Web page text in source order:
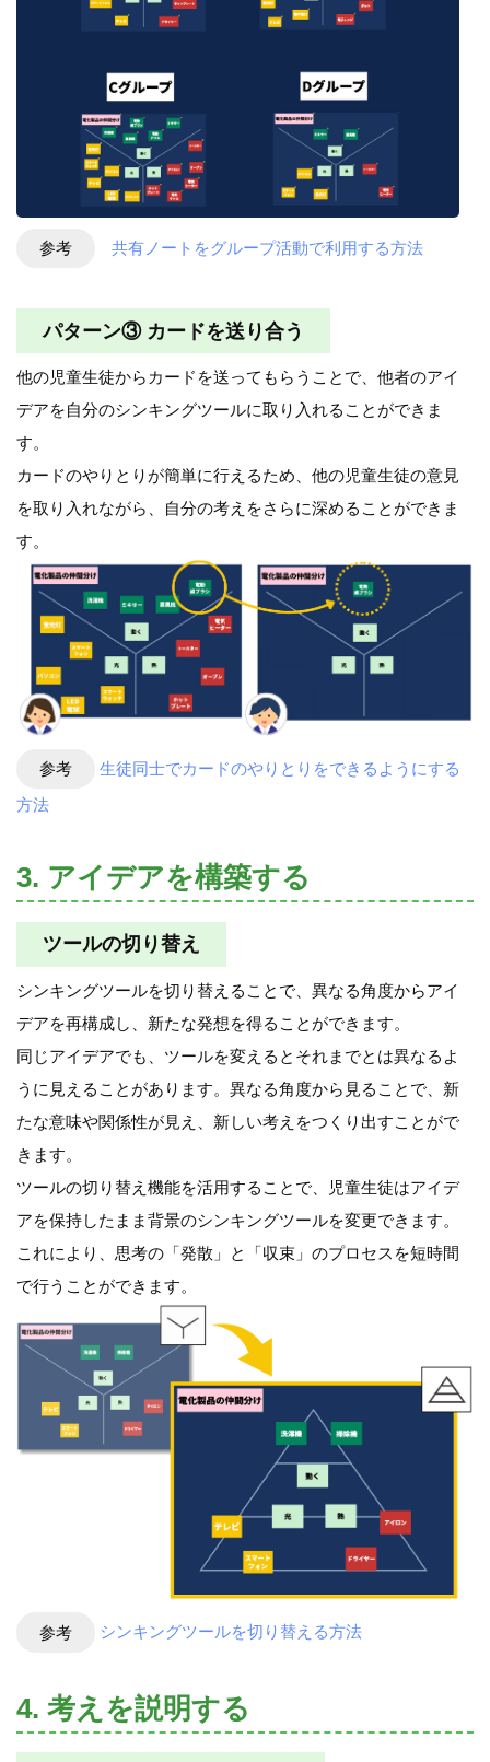
参考 共有ノートをグループ活動で利用する方法
パターン③ カードを送り合う
他の児童生徒からカードを送ってもらうことで、他者のアイ
デアを自分のシンキングツールに取り入れることができま
す。
カードのやりとりが簡単に行えるため、他の児童生徒の意見
を取り入れながら、自分の考えをさらに深めることができま
す。
参考
生徒同士でカードのやりとりをできるようにする
方法
3. アイデアを構築する
ツールの切り替え
シンキングツールを切り替えることで、異なる角度からアイ
デアを再構成し、新たな発想を得ることができます。
同じアイデアでも、ツールを変えるとそれまでとは異なるよ
うに見えることがあります。異なる角度から見ることで、新
たな意味や関係性が見え、新しい考えをつくり出すことがで
きます。
ツールの切り替え機能を活用することで、児童生徒はアイデ
アを保持したまま背景のシンキングツールを変更できます。
これにより、思考の「発散」と「収束」のプロセスを短時間
で行うことができます。
参考 シンキングツールを切り替える方法
4. 考えを説明する